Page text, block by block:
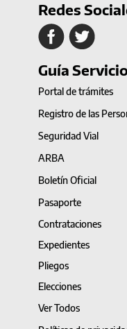
Redes
Guía
Portal de trámites
Registro de las
Seguridad Vial
ARBA
Boletín Oficial
Pasaporte
Contrataciones
Expedientes
Pliegos
Elecciones
Ver Todos